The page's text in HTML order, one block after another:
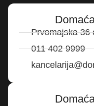
Prvomajska 36
011 402 9999